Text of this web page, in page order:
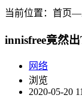
当前位置： 首页―
innisfree竟然
网络
浏览
2020-05-20